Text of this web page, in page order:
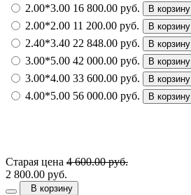
2.00*3.00 16 800.00 руб. В корзину
2.00*2.00 11 200.00 руб. В корзину
2.40*3.40 22 848.00 руб. В корзину
3.00*5.00 42 000.00 руб. В корзину
3.00*4.00 33 600.00 руб. В корзину
4.00*5.00 56 000.00 руб. В корзину
Старая цена 4 600.00 руб.
2 800.00 руб.
В корзину